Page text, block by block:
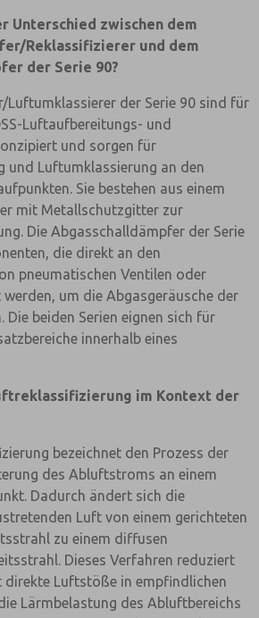
Unterschied zwischen dem
Reklassifizierer und dem
der Serie 90?
Luftumklassierer der Serie 90 sind für
Luftaufbereitungs- und
und sorgen für
und Luftumklassierung an den
Sie bestehen aus einem
mit Metallschutzgitter zur
Die Abgasschalldämpfer der Serie
die direkt an den
pneumatischen Ventilen oder
um die Abgasgeräusche der
Die beiden Serien eignen sich für
innerhalb eines
im Kontext der
bezeichnet den Prozess der
des Abluftstroms an einem
Dadurch ändert sich die
Luft von einem gerichteten
zu einem diffusen
Dieses Verfahren reduziert
direkte Luftstöße in empfindlichen
Lärmbelastung des Abluftbereichs